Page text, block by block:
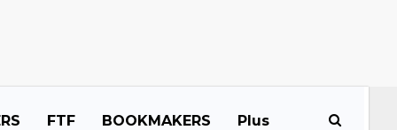
FTF BOOKMAKERS Plus